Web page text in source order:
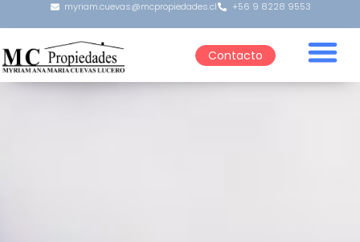
myriam.cuevas@mcpropiedades.cl +56 9 8228 9553
Contacto